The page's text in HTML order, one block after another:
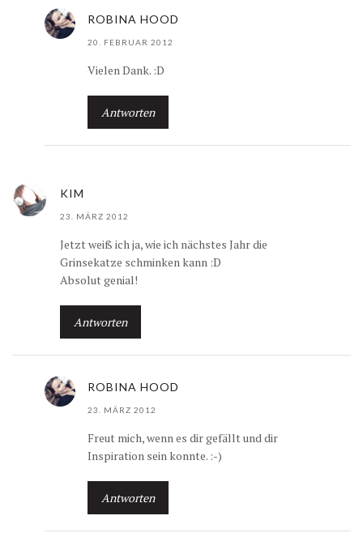
ROBINA HOOD
20. FEBRUAR 2012
Vielen Dank. :D
Antworten
KIM
23. MÄRZ 2012
Jetzt weiß ich ja, wie ich nächstes Jahr die
Grinsekatze schminken kann :D
Absolut genial!
Antworten
ROBINA HOOD
23. MÄRZ 2012
Freut mich, wenn es dir gefällt und dir
Inspiration sein konnte. :-)
Antworten